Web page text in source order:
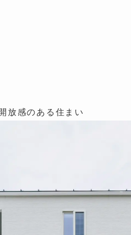
放感のある住まい